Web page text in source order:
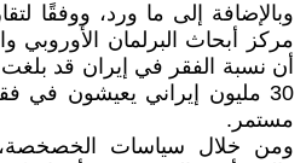
وبالإضافة إلى ما ورد، ووفقًا
مركز أبحاث البرلمان الأوروبي
30 مليون إيراني يعيشون في
مستمر.
ومن خلال سياسات الخصخصة،